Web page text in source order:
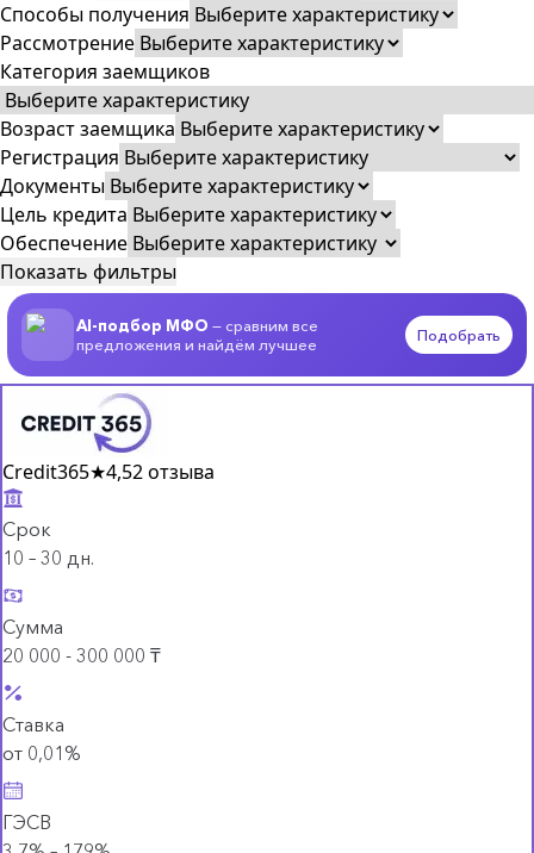
Способы получения
Рассмотрение
Категория заемщиков
Возраст заемщика
Регистрация
Документы
Цель кредита
Обеспечение
Показать фильтры
AI-подбор МФО — сравним все
предложения и найдём лучшее
Подобрать
Credit365★4,52 отзыва
Срок
10 – 30 дн.
Сумма
20 000 - 300 000 ₸
Ставка
от 0,01%
ГЭСВ